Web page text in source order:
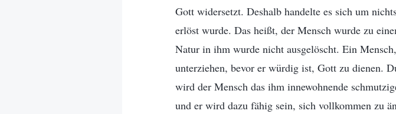
Gott widersetzt. Deshalb handelte es sich um
erlöst wurde. Das heißt, der Mensch wurde zu
Natur in ihm wurde nicht ausgelöscht. Ein
unterziehen, bevor er würdig ist, Gott zu dienen.
wird der Mensch das ihm innewohnende
und er wird dazu fähig sein, sich vollkommen zu